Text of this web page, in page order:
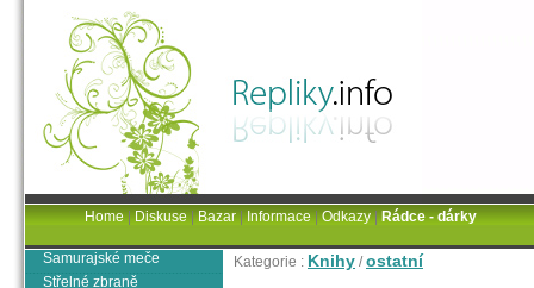
Kategorie : Knihy /ostatní
Samurajské meče
Střelné zbraně
Home|Diskuse|Bazar|Informace|Odkazy|Rádce - dárky